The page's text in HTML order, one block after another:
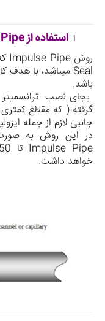
استفاده از
روشImpulse Pipe
Seal می­باشد، با هدف
باشد.
بجای نصب
گرفته ( که مقطع کمتری
جانبی لازم از جمله
در این روش به صورت
Impulse Pipe
خواهد داشت.